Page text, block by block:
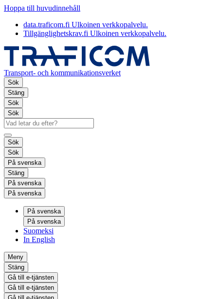
Hoppa till huvudinnehåll
data.traficom.fi Ulkoinen verkkopalvelu.
Tillgänglighetskrav.fi Ulkoinen verkkopalvelu.
Transport- och kommunikationsverket
Sök
Stäng
Sök
Sök
Sök
Sök
På svenska
Stäng
På svenska
På svenska
På svenska
På svenska
Suomeksi
In English
Meny
Stäng
Gå till e-tjänsten
Gå till e-tjänsten